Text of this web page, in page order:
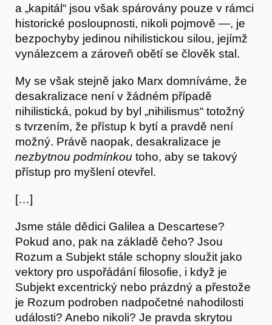
Obchod
Kontakt
a „kapitál“ jsou však spárovány pouze v rámci
historické posloupnosti, nikoli pojmově —, je
bezpochyby jedinou nihilistickou silou, jejímž
vynálezcem a zároveň obětí se člověk stal.
My se však stejně jako Marx domníváme, že
desakralizace není v žádném případě
nihilistická, pokud by byl „nihilismus“ totožný
s tvrzením, že přístup k bytí a pravdě není
možný. Právě naopak, desakralizace je
nezbytnou podmínkou toho, aby se takový
přístup pro myšlení otevřel.
[…]
Jsme stále dědici Galilea a Descartese?
Pokud ano, pak na základě čeho? Jsou
Rozum a Subjekt stále schopny sloužit jako
vektory pro uspořádání filosofie, i když je
Subjekt excentrický nebo prázdný a přestože
je Rozum podroben nadpočetné nahodilosti
události? Anebo nikoli? Je pravda skrytou